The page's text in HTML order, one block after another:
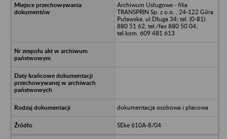
Archiwum Usługowe - filia
TRANSPRIN Sp. z o.o. , 24-122 Góra
Puławska, ul.Długa 34; tel. (0-81)
880 51 62, tel./fax 880 50 04,
tel.kom. 609 481 613
dokumentacja osobowa i płacowa
SEke 610A-8/04